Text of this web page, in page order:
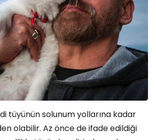
tüyünün solunum yollarına kadar
olabilir. Az önce de ifade edildiği